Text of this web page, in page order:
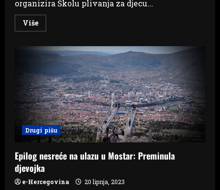
organizira Školu plivanja za djecu...
VišeRead
more
Veliko
zanimanje
plivanja,
u
tijeku
su
prijave
za
drugi
ciklus
Drugi pišu
Epilog nesreće na ulazu u Mostar: Preminula
djevojka
e-Hercegovina 20 lipnja, 2023